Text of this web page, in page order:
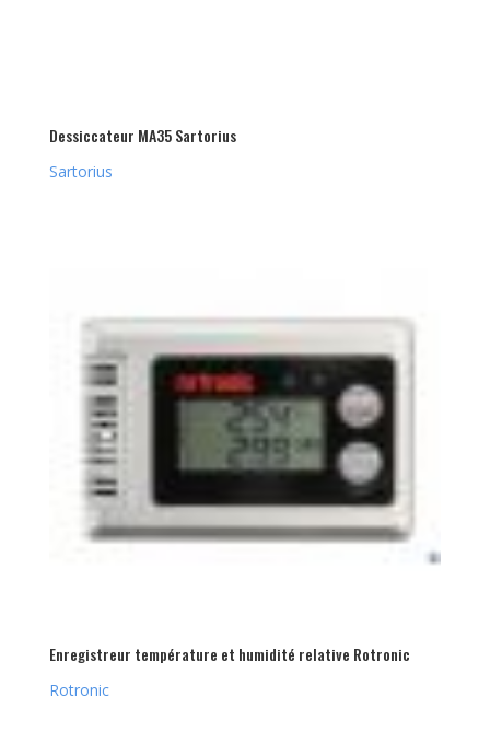
Dessiccateur MA35 Sartorius
Sartorius
Enregistreur température et humidité relative Rotronic
Rotronic